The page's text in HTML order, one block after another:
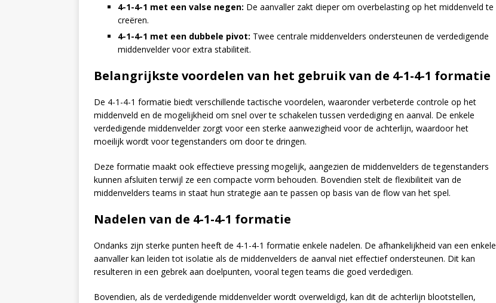
4-1-4-1 met een valse negen: De aanvaller zakt dieper om overbelasting op het middenveld te
creëren.
4-1-4-1 met een dubbele pivot: Twee centrale middenvelders ondersteunen de verdedigende
middenvelder voor extra stabiliteit.
Belangrijkste voordelen van het gebruik van de 4-1-4-1 formatie
De 4-1-4-1 formatie biedt verschillende tactische voordelen, waaronder verbeterde controle op het
middenveld en de mogelijkheid om snel over te schakelen tussen verdediging en aanval. De enkele
verdedigende middenvelder zorgt voor een sterke aanwezigheid voor de achterlijn, waardoor het
moeilijk wordt voor tegenstanders om door te dringen.
Deze formatie maakt ook effectieve pressing mogelijk, aangezien de middenvelders de tegenstanders
kunnen afsluiten terwijl ze een compacte vorm behouden. Bovendien stelt de flexibiliteit van de
middenvelders teams in staat hun strategie aan te passen op basis van de flow van het spel.
Nadelen van de 4-1-4-1 formatie
Ondanks zijn sterke punten heeft de 4-1-4-1 formatie enkele nadelen. De afhankelijkheid van een enkele
aanvaller kan leiden tot isolatie als de middenvelders de aanval niet effectief ondersteunen. Dit kan
resulteren in een gebrek aan doelpunten, vooral tegen teams die goed verdedigen.
Bovendien, als de verdedigende middenvelder wordt overweldigd, kan dit de achterlijn blootstellen,